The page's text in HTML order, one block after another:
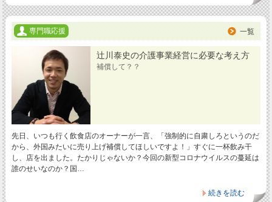
専門職応援 一覧
辻川泰史の介護事業経営に必要な考え方
補償して？？
先日、いつも行く飲食店のオーナーが一言、「強制的に自粛しろというのだ
から、外国みたいに売り上げ補償してほしいですよ！」すぐに一杯飲み干
し、店を出ました。たかりじゃないか？今回の新型コロナウイルスの蔓延は
誰のせいなのか？国…
続きを読む